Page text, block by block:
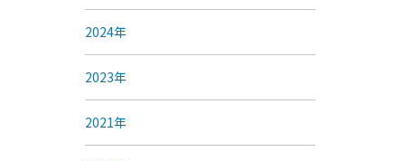
2024年
2023年
2021年